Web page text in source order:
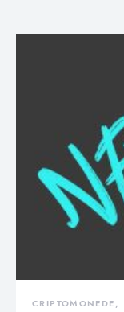
CRIPTOMONEDE